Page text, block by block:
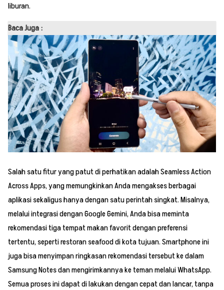
liburan.
Baca Juga :
Salah satu fitur yang patut di perhatikan adalah Seamless Action
Across Apps, yang memungkinkan Anda mengakses berbagai
aplikasi sekaligus hanya dengan satu perintah singkat. Misalnya,
melalui integrasi dengan Google Gemini, Anda bisa meminta
rekomendasi tiga tempat makan favorit dengan preferensi
tertentu, seperti restoran seafood di kota tujuan. Smartphone ini
juga bisa menyimpan ringkasan rekomendasi tersebut ke dalam
Samsung Notes dan mengirimkannya ke teman melalui WhatsApp.
Semua proses ini dapat di lakukan dengan cepat dan lancar, tanpa